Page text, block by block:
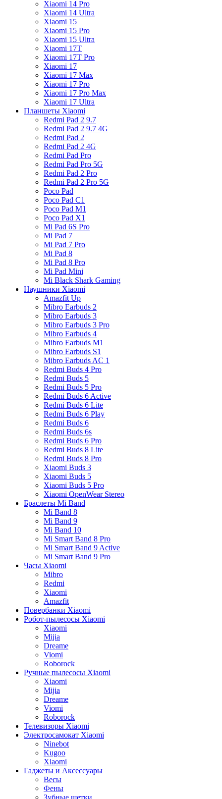
Xiaomi 14 Pro
Xiaomi 14 Ultra
Xiaomi 15
Xiaomi 15 Pro
Xiaomi 15 Ultra
Xiaomi 17T
Xiaomi 17T Pro
Xiaomi 17
Xiaomi 17 Max
Xiaomi 17 Pro
Xiaomi 17 Pro Max
Xiaomi 17 Ultra
Планшеты Xiaomi
Redmi Pad 2 9.7
Redmi Pad 2 9.7 4G
Redmi Pad 2
Redmi Pad 2 4G
Redmi Pad Pro
Redmi Pad Pro 5G
Redmi Pad 2 Pro
Redmi Pad 2 Pro 5G
Poco Pad
Poco Pad C1
Poco Pad M1
Poco Pad X1
Mi Pad 6S Pro
Mi Pad 7
Mi Pad 7 Pro
Mi Pad 8
Mi Pad 8 Pro
Mi Pad Mini
Mi Black Shark Gaming
Наушники Xiaomi
Amazfit Up
Mibro Earbuds 2
Mibro Earbuds 3
Mibro Earbuds 3 Pro
Mibro Earbuds 4
Mibro Earbuds M1
Mibro Earbuds S1
Mibro Earbuds AC 1
Redmi Buds 4 Pro
Redmi Buds 5
Redmi Buds 5 Pro
Redmi Buds 6 Active
Redmi Buds 6 Lite
Redmi Buds 6 Play
Redmi Buds 6
Redmi Buds 6s
Redmi Buds 6 Pro
Redmi Buds 8 Lite
Redmi Buds 8 Pro
Xiaomi Buds 3
Xiaomi Buds 5
Xiaomi Buds 5 Pro
Xiaomi OpenWear Stereo
Браслеты Mi Band
Mi Band 8
Mi Band 9
Mi Band 10
Mi Smart Band 8 Pro
Mi Smart Band 9 Active
Mi Smart Band 9 Pro
Часы Xiaomi
Mibro
Redmi
Xiaomi
Amazfit
Повербанки Xiaomi
Робот-пылесосы Xiaomi
Xiaomi
Mijia
Dreame
Viomi
Roborock
Ручные пылесосы Xiaomi
Xiaomi
Mijia
Dreame
Viomi
Roborock
Телевизоры Xiaomi
Электросамокат Xiaomi
Ninebot
Kugoo
Xiaomi
Гаджеты и Аксессуары
Весы
Фены
Зубные щетки